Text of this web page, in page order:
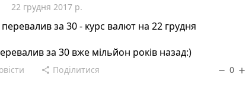
22 грудня 2017 р.
за 30 - курс валют на 22 грудня
за 30 вже мільйон років назад:)
share Поділитися remove 0 add